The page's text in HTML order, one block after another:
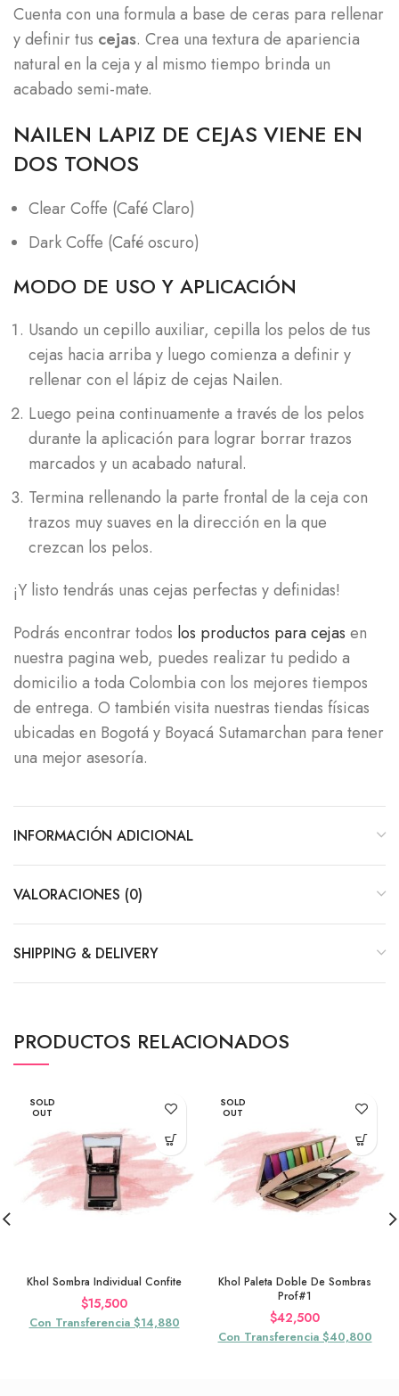
Cuenta con una formula a base de ceras para rellenar
y definir tus cejas. Crea una textura de apariencia
natural en la ceja y al mismo tiempo brinda un
acabado semi-mate.
NAILEN LAPIZ DE CEJAS VIENE EN
DOS TONOS
Clear Coffe (Café Claro)
Dark Coffe (Café oscuro)
MODO DE USO Y APLICACIÓN
Usando un cepillo auxiliar, cepilla los pelos de tus
cejas hacia arriba y luego comienza a definir y
rellenar con el lápiz de cejas Nailen.
Luego peina continuamente a través de los pelos
durante la aplicación para lograr borrar trazos
marcados y un acabado natural.
Termina rellenando la parte frontal de la ceja con
trazos muy suaves en la dirección en la que
crezcan los pelos.
¡Y listo tendrás unas cejas perfectas y definidas!
Podrás encontrar todos los productos para cejas en
nuestra pagina web, puedes realizar tu pedido a
domicilio a toda Colombia con los mejores tiempos
de entrega. O también visita nuestras tiendas físicas
ubicadas en Bogotá y Boyacá Sutamarchan para tener
una mejor asesoría.
INFORMACIÓN ADICIONAL
VALORACIONES (0)
SHIPPING & DELIVERY
PRODUCTOS RELACIONADOS
SOLD
OUT
Khol Sombra Individual Confite
$15,500
Con Transferencia $14,880
SOLD
OUT
Khol Paleta Doble De Sombras
Prof#1
$42,500
Con Transferencia $40,800